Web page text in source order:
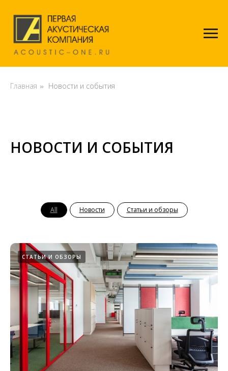
Главная » Новости и события
НОВОСТИ И СОБЫТИЯ
All Новости Статьи и обзоры
СТАТЬИ И ОБЗОРЫ